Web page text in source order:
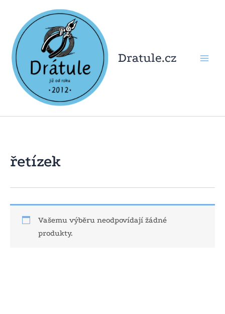
obsah
Dratule.cz
řetízek
Vašemu výběru neodpovídají žádné
produkty.